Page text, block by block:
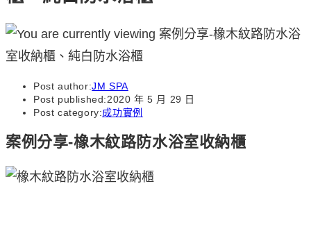
Post author:JM SPA
Post published:2020 年 5 月 29 日
Post category:成功實例
案例分享-橡木紋路防水浴室收納櫃